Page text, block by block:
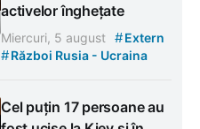
activelor înghețate
Miercuri, 5 august #Extern
#Război Rusia - Ucraina
Cel puțin 17 persoane au